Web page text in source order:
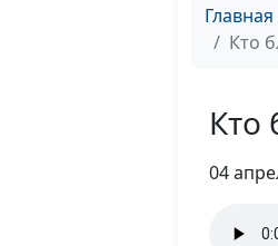
Главная
Кто
Кто
04